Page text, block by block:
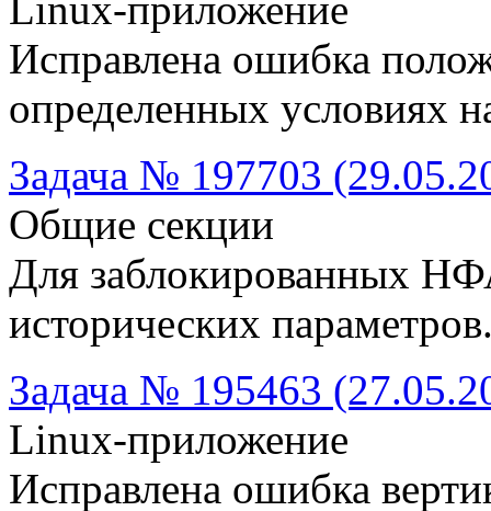
Исправлена ошибка
определенных условиях
Задача № 197703
Общие секции
Для заблокированных
исторических
Задача № 195463
Linux-приложение
Исправлена ошибка